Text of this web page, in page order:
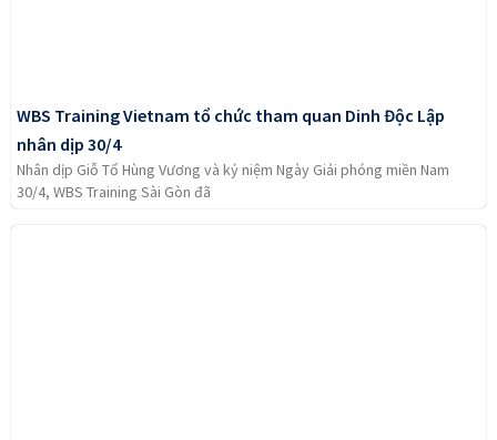
WBS Training Vietnam tổ chức tham quan Dinh Độc Lập
nhân dịp 30/4
Nhân dịp Giỗ Tổ Hùng Vương và kỷ niệm Ngày Giải phóng miền Nam
30/4, WBS Training Sài Gòn đã